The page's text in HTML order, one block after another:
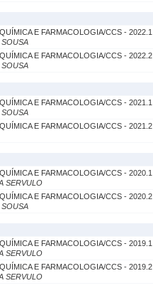
E FARMACOLOGIA/CCS - 2022.1
E FARMACOLOGIA/CCS - 2022.2
E FARMACOLOGIA/CCS - 2021.1
E FARMACOLOGIA/CCS - 2021.2
E FARMACOLOGIA/CCS - 2020.1
SERVULO
E FARMACOLOGIA/CCS - 2020.2
E FARMACOLOGIA/CCS - 2019.1
SERVULO
E FARMACOLOGIA/CCS - 2019.2
SERVULO